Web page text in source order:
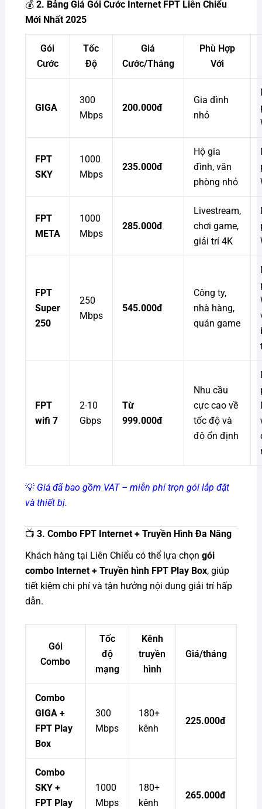
💰 2. Bảng Giá Gói Cước Internet FPT Liên Chiểu
Mới Nhất 2025
Gói
Cước
Tốc
Độ
Giá
Cước/Tháng
Phù Hợp
Với
GIGA
300
Mbps
200.000đ
Gia đình
nhỏ
FPT
SKY
1000
Mbps
235.000đ
Hộ gia
đình, văn
phòng nhỏ
FPT
META
1000
Mbps
285.000đ
Livestream,
chơi game,
giải trí 4K
FPT
Super
250
250
Mbps
545.000đ
Công ty,
nhà hàng,
quán game
FPT
wifi 7
2-10
Gbps
Từ
999.000đ
Nhu cầu
cực cao về
tốc độ và
độ ổn định
💡 Giá đã bao gồm VAT – miễn phí trọn gói lắp đặt
và thiết bị.
📺 3. Combo FPT Internet + Truyền Hình Đa Năng
Khách hàng tại Liên Chiểu có thể lựa chọn gói
combo Internet + Truyền hình FPT Play Box, giúp
tiết kiệm chi phí và tận hưởng nội dung giải trí hấp
dẫn.
Gói
Combo
Tốc
độ
mạng
Kênh
truyền
hình
Giá/tháng
Combo
GIGA +
FPT Play
Box
300
Mbps
180+
kênh
225.000đ
Combo
SKY +
FPT Play
1000
Mbps
180+
kênh
265.000đ